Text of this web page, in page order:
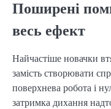
Поширені
весь ефект
Найчастіше новачки
замість створювати
поверхнева робота і
затримка дихання